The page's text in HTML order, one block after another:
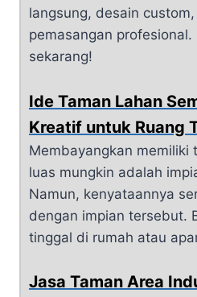
langsung, desain
pemasangan profesional.
sekarang!
Ide Taman Lahan
Kreatif untuk Ruang
Membayangkan memiliki
luas mungkin adalah
Namun, kenyataannya
dengan impian tersebut.
tinggal di rumah atau
Jasa Taman Area